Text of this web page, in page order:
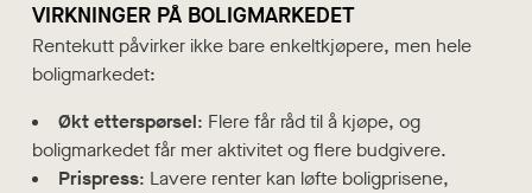
VIRKNINGER PÅ BOLIGMARKEDET
Rentekutt påvirker ikke bare enkeltkjøpere, men hele
boligmarkedet:
Økt etterspørsel: Flere får råd til å kjøpe, og
boligmarkedet får mer aktivitet og flere budgivere.
Prispress: Lavere renter kan løfte boligprisene,